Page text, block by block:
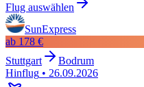
Flug auswählen
SunExpress
ab 178 €
Stuttgart
Bodrum
Hinflug • 26.09.2026